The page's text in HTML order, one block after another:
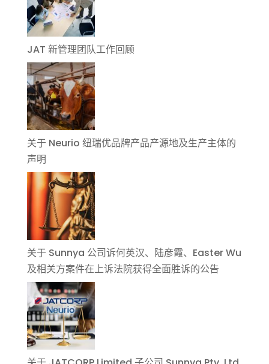
JAT 新管理团队工作回顾
关于 Neurio 纽瑞优品牌产品产源地及生产主体的
声明
关于 Sunnya 公司诉何英汉、陆彦霞、Easter Wu
及相关方案件在上诉法院获得全面胜诉的公告